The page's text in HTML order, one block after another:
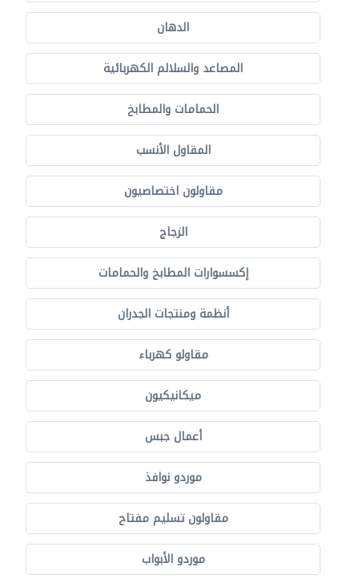
الدهان
المصاعد والسلالم الكهربائية
الحمامات والمطابخ
المقاول الأنسب
مقاولون اختصاصيون
الزجاج
إكسسوارات المطابخ والحمامات
أنظمة ومنتجات الجدران
مقاولو كهرباء
ميكانيكيون
أعمال جبس
موردو نوافذ
مقاولون تسليم مفتاح
موردو الأبواب